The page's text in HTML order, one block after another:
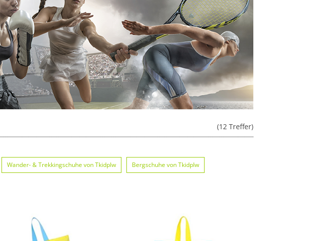
(12 Treffer)
Wander- & Trekkingschuhe von Tkidplw Bergschuhe von Tkidplw